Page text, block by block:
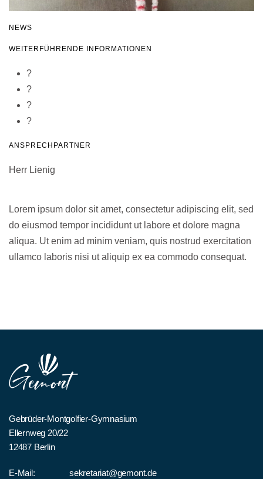
NEWS
WEITERFÜHRENDE INFORMATIONEN
?
?
?
?
ANSPRECHPARTNER
Herr Lienig
Lorem ipsum dolor sit amet, consectetur adipiscing elit, sed
do eiusmod tempor incididunt ut labore et dolore magna
aliqua. Ut enim ad minim veniam, quis nostrud exercitation
ullamco laboris nisi ut aliquip ex ea commodo consequat.
Gebrüder-Montgolfier-Gymnasium
Ellernweg 20/22
12487 Berlin
E-Mail: sekretariat@gemont.de